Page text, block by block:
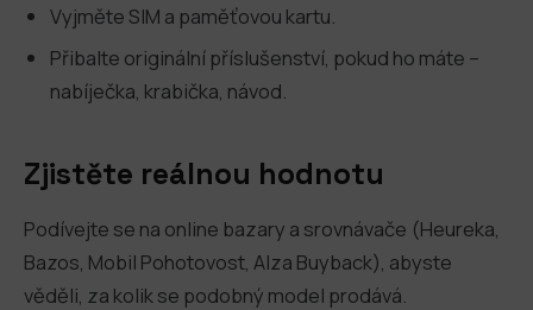
Vyjměte SIM a paměťovou kartu.
Přibalte originální příslušenství, pokud ho máte –
nabíječka, krabička, návod.
Zjistěte reálnou hodnotu
Podívejte se na online bazary a srovnávače (Heureka,
Bazos, Mobil Pohotovost, Alza Buyback), abyste
věděli, za kolik se podobný model prodává.